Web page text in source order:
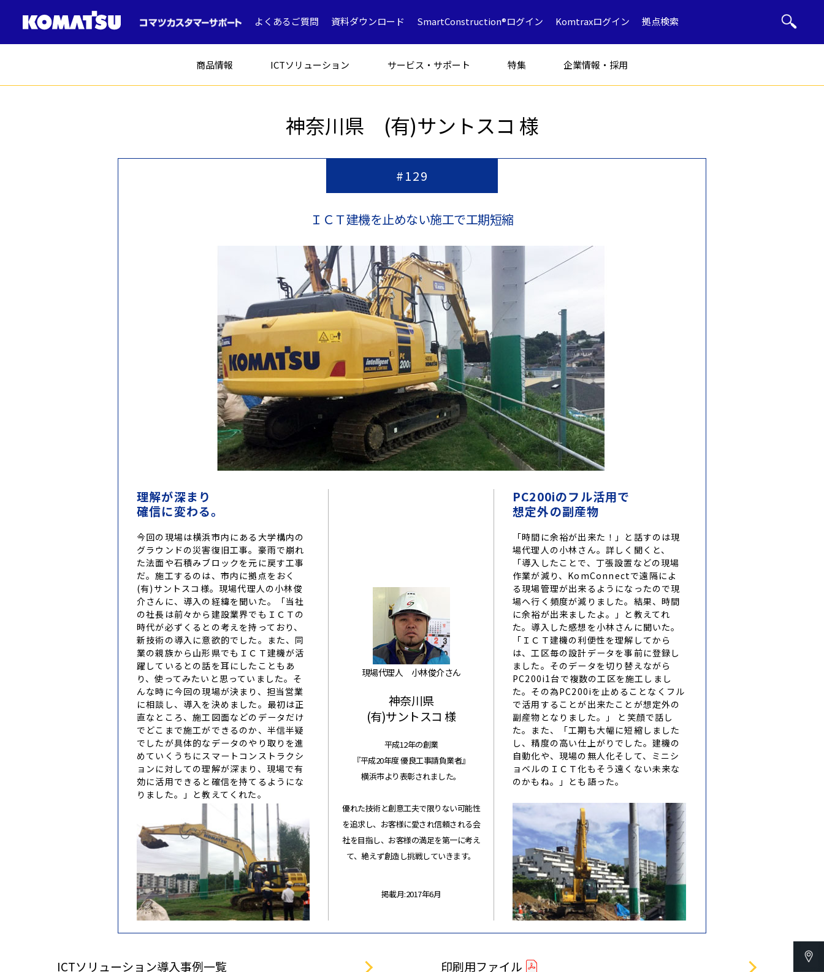
よくあるご質問 資料ダウンロード SmartConstruction®ログイン Komtraxログイン 拠点検索
商品情報
建設機械 フォークリフト 特別仕様車 アタッチメント 部品・用品
鉱山採石
林業製材 除雪 物流・港湾
ミニショベル 油圧ショベル
クローラダンプ 環境リサイクル機械 道路機械
発電機器・コンプレッサ 小型機械
中古車製品一覧
ICTソリューション サービス・サポート 特集 企業情報・採用
神奈川県 (有)サントスコ 様
#129
ＩＣＴ建機を止めない施工で工期短縮
理解が深まり
確信に変わる。
今回の現場は横浜市内にある大学構内の
グラウンドの災害復旧工事。豪雨で崩れ
た法面や石積みブロックを元に戻す工事
だ。施工するのは、市内に拠点をおく
(有)サントスコ様。現場代理人の小林俊
介さんに、導入の経緯を聞いた。「当社
の社長は前々から建設業界でもＩＣＴの
時代が必ずくるとの考えを持っており、
新技術の導入に意欲的でした。また、同
業の親族から山形県でもＩＣＴ建機が活
躍しているとの話を耳にしたこともあ
り、使ってみたいと思っていました。そ
んな時に今回の現場が決まり、担当営業
に相談し、導入を決めました。最初は正
直なところ、施工図面などのデータだけ
でどこまで施工ができるのか、半信半疑
でしたが具体的なデータのやり取りを進
めていくうちにスマートコンストラクシ
ョンに対しての理解が深まり、現場で有
効に活用できると確信を持てるようにな
りました。」と教えてくれた。
現場代理人 小林俊介さん
神奈川県
(有)サントスコ 様
平成12年の創業
『平成20年度 優良工事請負業者』
横浜市より表彰されました。
優れた技術と創意工夫で限りない可能性
を追求し、お客様に愛され信頼される会
社を目指し、お客様の満足を第一に考え
て、絶えず創造し挑戦していきます。
掲載月:2017年6月
PC200iのフル活用で
想定外の副産物
「時間に余裕が出来た！」と話すのは現
場代理人の小林さん。詳しく聞くと、
「導入したことで、丁張設置などの現場
作業が減り、KomConnectで遠隔によ
る現場管理が出来るようになったので現
場へ行く頻度が減りました。結果、時間
に余裕が出来ましたよ。」と教えてれ
た。導入した感想を小林さんに聞いた。
「ＩＣＴ建機の利便性を理解してから
は、工区毎の設計データを事前に登録し
ました。そのデータを切り替えながら
PC200i1台で複数の工区を施工しまし
た。その為PC200iを止めることなくフル
で活用することが出来たことが想定外の
副産物となりました。」 と笑顔で話し
た。また、「工期も大幅に短縮しました
し、精度の高い仕上がりでした。建機の
自動化や、現場の無人化そして、ミニシ
ョベルのＩＣＴ化もそう遠くない未来な
のかもね。」とも語った。
ICTソリューション導入事例一覧 印刷用ファイル